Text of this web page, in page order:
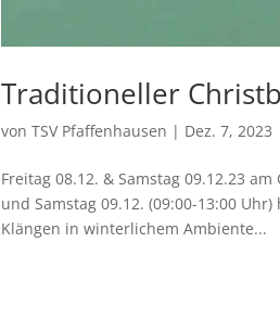
Traditioneller
vonTSV Pfaffenhausen | Dez. 7, 2023
Freitag 08.12. & Samstag 09.12.23
und Samstag 09.12. (09:00-13:00
Klängen in winterlichem Ambiente...